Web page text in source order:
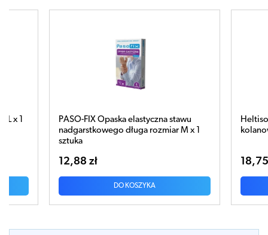
Heltiso Opaska elastyczna stawu
kolanowego L x 1 sztuka
18,75 zł
DO KOSZYKA